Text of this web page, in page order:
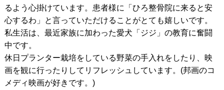
るよう心掛けています。患者様に「ひろ整骨院に来ると安
心するわ」と言っていただけることがとても嬉しいです。
私生活は、最近家族に加わった愛犬「ジジ」の教育に奮闘
中です。
休日プランター栽培をしている野菜の手入れをしたり、映
画を観に行ったりしてリフレッシュしています。(邦画のコ
メディ映画が好きです。)